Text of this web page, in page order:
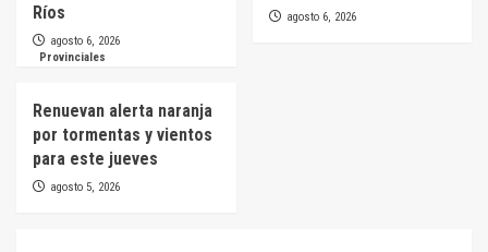
Ríos
agosto 6, 2026
agosto 6, 2026
Provinciales
Renuevan alerta naranja
por tormentas y vientos
para este jueves
agosto 5, 2026